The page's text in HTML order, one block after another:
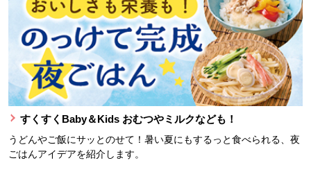
すくすくBaby＆Kids おむつやミルクなども！
うどんやご飯にサッとのせて！暑い夏にもするっと食べられる、夜
ごはんアイデアを紹介します。